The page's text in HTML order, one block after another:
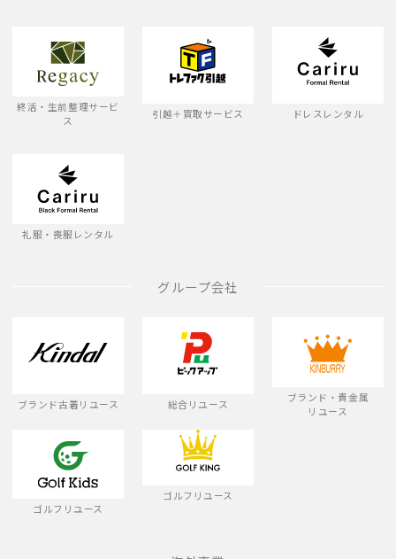
終活・生前整理サービ
ス
引越＋買取サービス ドレスレンタル
礼服・喪服レンタル
グループ会社
ブランド古着リユース 総合リユース
ブランド・貴金属
リユース
ゴルフリユース
ゴルフリユース